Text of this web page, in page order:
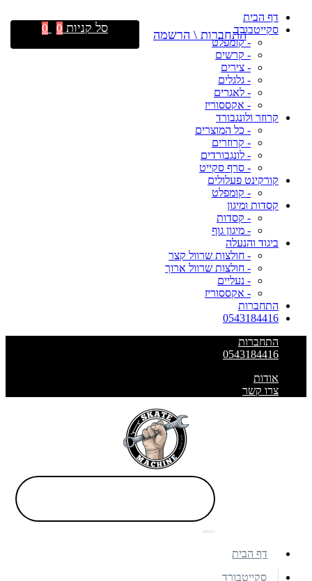
דף הבית
סקייטבורד
- קומפלט
- קרשים
- צירים
- גלגלים
- לאגרים
- אקססוריז
קרוזר ולונגבורד
- כל המוצרים
- קרוזרים
- לונגבורדים
- סרף סקייט
קורקינט פעלולים
- קומפלט
קסדות ומיגון
- קסדות
- מיגון גוף
ביגוד והנעלה
- חולצות שרוול קצר
- חולצות שרוול ארוך
- נעליים
- אקססוריז
התחברות
0543184416
התחברות
0543184416
אודות
צרו קשר
התחברות \ הרשמה סל קניות 0
0
דף הבית
סקייטבורד